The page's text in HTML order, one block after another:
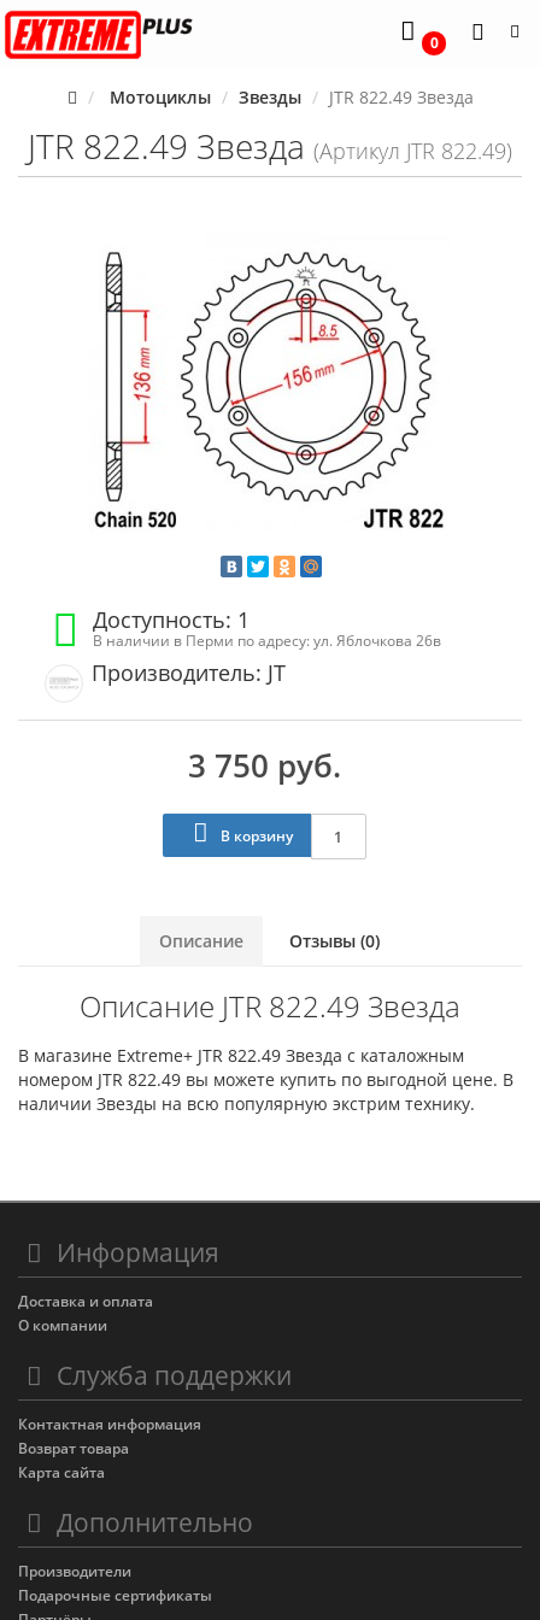
0
Мотоциклы Звезды JTR 822.49 Звезда
JTR 822.49 Звезда (Артикул JTR 822.49)
Доступность: 1
В наличии в Перми по адресу: ул. Яблочкова 26в
Производитель: JT
3 750 руб.
В корзину
Описание Отзывы (0)
Описание JTR 822.49 Звезда
В магазине Extreme+ JTR 822.49 Звезда с каталожным
номером JTR 822.49 вы можете купить по выгодной цене. В
наличии Звезды на всю популярную экстрим технику.
Информация
Доставка и оплата
О компании
Служба поддержки
Контактная информация
Возврат товара
Карта сайта
Дополнительно
Производители
Подарочные сертификаты